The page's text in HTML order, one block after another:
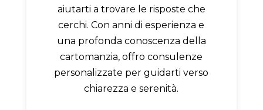
aiutarti a trovare le risposte che
cerchi. Con anni di esperienza e
una profonda conoscenza della
cartomanzia, offro consulenze
personalizzate per guidarti verso
chiarezza e serenità.